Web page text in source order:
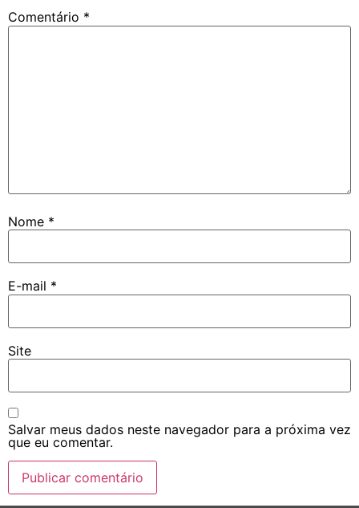
Comentário *
Nome *
E-mail *
Site
Salvar meus dados neste navegador para a próxima vez
que eu comentar.